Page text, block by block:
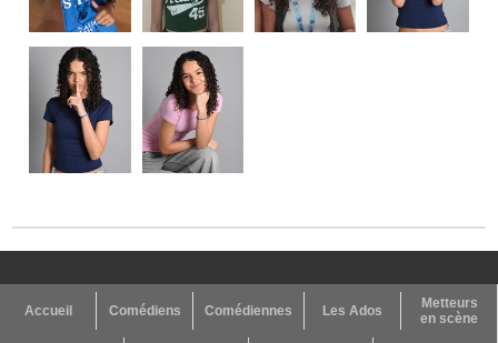
Accueil Comédiens Comédiennes Les Ados
Metteurs
en scène